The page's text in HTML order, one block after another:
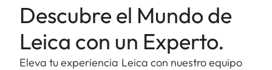
Descubre el Mundo de
Leica con un Experto.
Eleva tu experiencia Leica con nuestro equipo